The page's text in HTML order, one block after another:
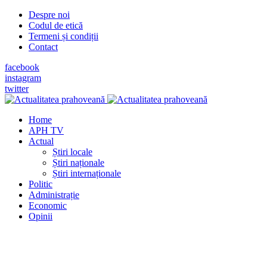
Despre noi
Codul de etică
Termeni și condiții
Contact
facebook
instagram
twitter
Home
APH TV
Actual
Știri locale
Știri naționale
Știri internaționale
Politic
Administrație
Economic
Opinii